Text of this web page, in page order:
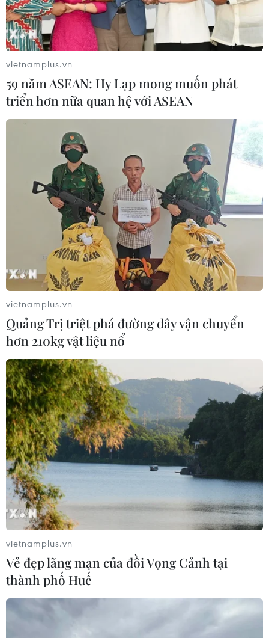
phán Trung Đông vẫn khó đoán
Dầu thô chạm đáy ba tuần khi căng thẳng tại
eo biển Hormuz hạ nhiệt
TIN LIÊN QUAN
Giá dầu thô bứt phá lên đỉnh của hơn một
tháng
30/07/2025 01:46
Giá dầu Brent kỳ hạn tăng 2,47 USD, tương đương
3,53%, lên 72,51 USD/thùng, trong khi giá dầu thô ngọt
nhẹ West Texas Intermediate (WTI) của Mỹ tăng 2,5
USD/thùng, lên 69,21 USD/thùng.
vietnamplus.vn
59 năm ASEAN: Hy Lạp mong muốn phát
triển hơn nữa quan hệ với ASEAN
vietnamplus.vn
Quảng Trị triệt phá đường dây vận chuyển
hơn 210kg vật liệu nổ
vietnamplus.vn
Vẻ đẹp lãng mạn của đồi Vọng Cảnh tại
thành phố Huế